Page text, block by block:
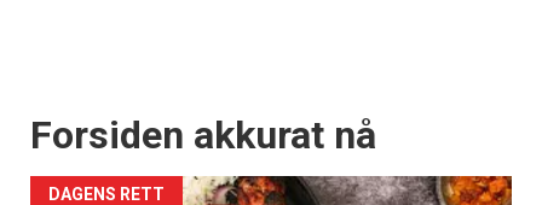
Forsiden akkurat nå
DAGENS RETT